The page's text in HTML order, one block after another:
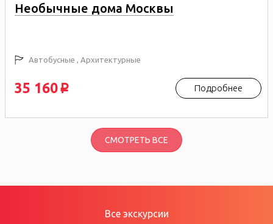
Необычные дома Москвы
Автобусные , Архитектурные
35 160 p Подробнее
СМОТРЕТЬ ВСЕ
Все экскурсии